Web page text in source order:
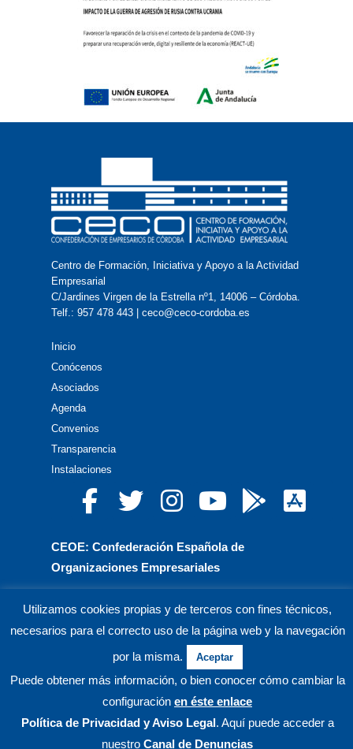
Centro de Formación, Iniciativa y Apoyo a la Actividad
Empresarial
C/Jardines Virgen de la Estrella nº1, 14006 – Córdoba.
Telf.: 957 478 443 | ceco@ceco-cordoba.es
Inicio
Conócenos
Asociados
Agenda
Convenios
Transparencia
Instalaciones
CEOE: Confederación Española de
Organizaciones Empresariales
CEA: Confederación de Empresarios de Andalucía
© CECO Confederación de Empresarios de Córdoba.
Utilizamos cookies propias y de terceros con fines técnicos,
necesarios para el correcto uso de la página web y la navegación
por la misma.
Aceptar
Puede obtener más información, o bien conocer cómo cambiar la
configuración en éste enlace
Política de Privacidady Aviso Legal. Aquí puede acceder a
nuestro Canal de Denuncias